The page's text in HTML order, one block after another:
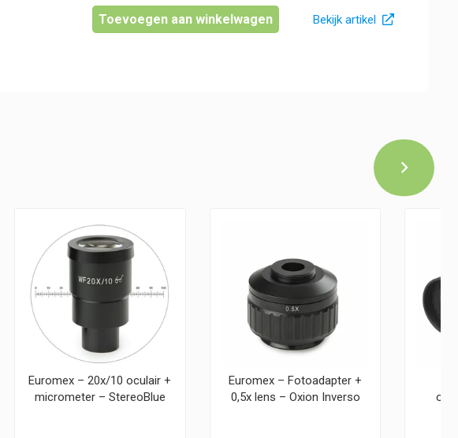
Toevoegen aan winkelwagen Bekijk artikel
Euromex – 20x/10 oculair +
micrometer – StereoBlue
Euromex – Fotoadapter +
0,5x lens – Oxion Inverso